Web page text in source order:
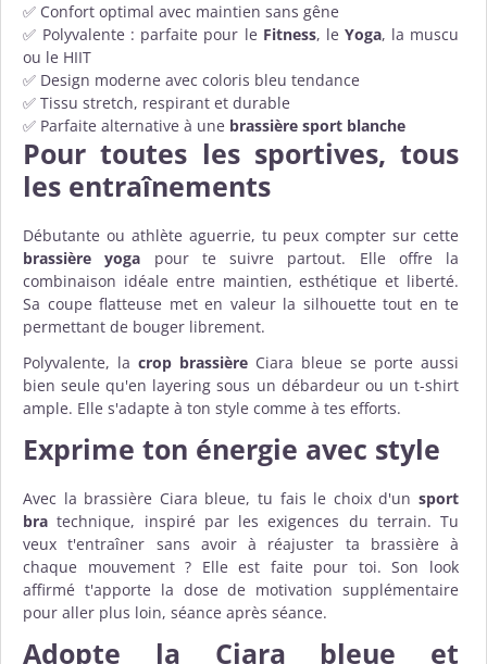
✅ Confort optimal avec maintien sans gêne
✅ Polyvalente : parfaite pour le Fitness, le Yoga, la muscu
ou le HIIT
✅ Design moderne avec coloris bleu tendance
✅ Tissu stretch, respirant et durable
✅ Parfaite alternative à une brassière sport blanche
Pour toutes les sportives, tous
les entraînements
Débutante ou athlète aguerrie, tu peux compter sur cette
brassière yoga pour te suivre partout. Elle offre la
combinaison idéale entre maintien, esthétique et liberté.
Sa coupe flatteuse met en valeur la silhouette tout en te
permettant de bouger librement.
Polyvalente, la crop brassière Ciara bleue se porte aussi
bien seule qu'en layering sous un débardeur ou un t-shirt
ample. Elle s'adapte à ton style comme à tes efforts.
Exprime ton énergie avec style
Avec la brassière Ciara bleue, tu fais le choix d'un sport
bra technique, inspiré par les exigences du terrain. Tu
veux t'entraîner sans avoir à réajuster ta brassière à
chaque mouvement ? Elle est faite pour toi. Son look
affirmé t'apporte la dose de motivation supplémentaire
pour aller plus loin, séance après séance.
Adopte la Ciara bleue et